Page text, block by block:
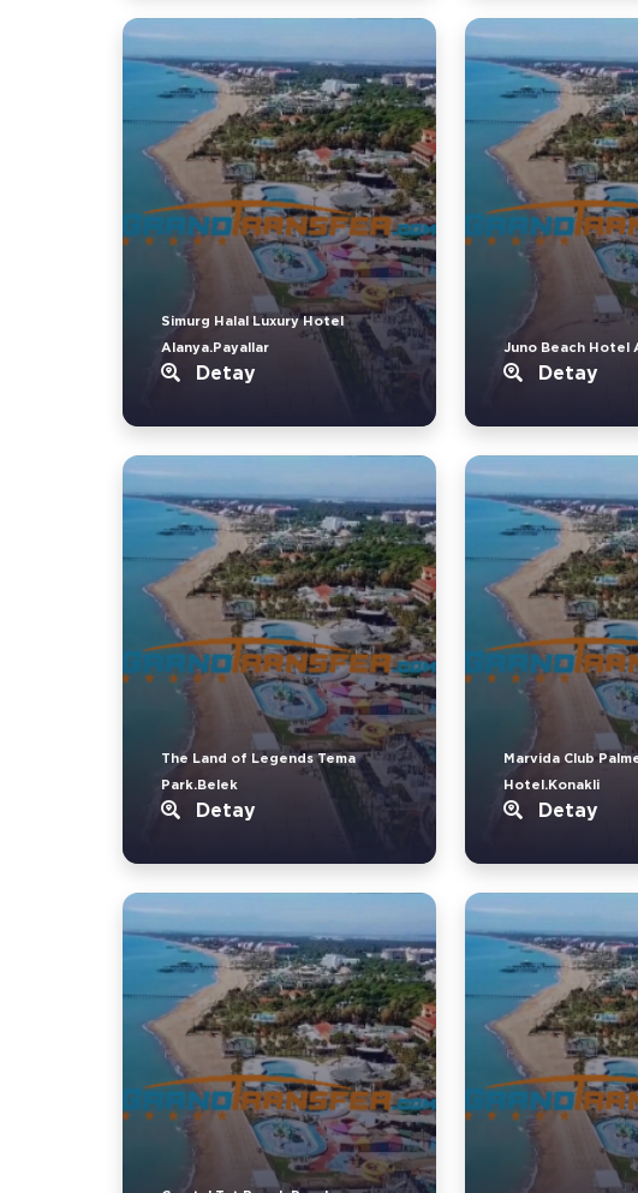
Simurg Halal Luxury Hotel
Alanya.Payallar
Detay
Juno Beach Hotel
Detay
The Land of Legends Tema
Park.Belek
Detay
Marvida Club
Hotel.Konakli
Detay